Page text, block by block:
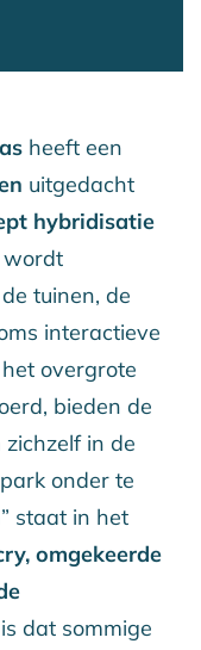
heeft een
uitgedacht
hybridisatie
wordt
tuinen, de
interactieve
overgrote
bieden de
in de
onder te
staat in het
omgekeerde
dat sommige